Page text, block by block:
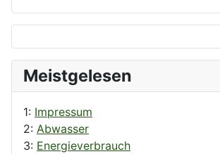
Meistgelesen
1: Impressum
2: Abwasser
3: Energieverbrauch